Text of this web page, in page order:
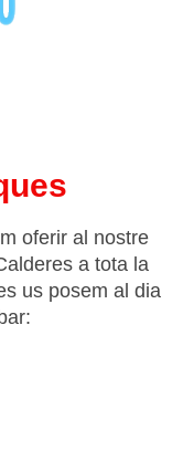
oferir al nostre
a tota la
us posem al dia